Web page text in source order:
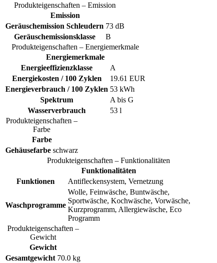
Produkteigenschaften – Emission
Emission
Geräuschemission Schleudern 73 dB
Geräuschemissionsklasse
B
Produkteigenschaften – Energiemerkmale
Energiemerkmale
Energieeffizienzklasse
A
Energiekosten / 100 Zyklen
19.61 EUR
Energieverbrauch / 100 Zyklen 53 kWh
Spektrum
A bis G
Wasserverbrauch
53 l
Produkteigenschaften –
Farbe
Farbe
Gehäusefarbe schwarz
Produkteigenschaften – Funktionalitäten
Funktionalitäten
Funktionen
Antifleckensystem, Vernetzung
Waschprogramme
Wolle, Feinwäsche, Buntwäsche,
Sportwäsche, Kochwäsche, Vorwäsche,
Kurzprogramm, Allergiewäsche, Eco
Programm
Produkteigenschaften –
Gewicht
Gewicht
Gesamtgewicht 70.0 kg